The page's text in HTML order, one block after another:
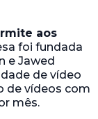
aos
foi fundada
e Jawed
de vídeo
de vídeos com
mês.